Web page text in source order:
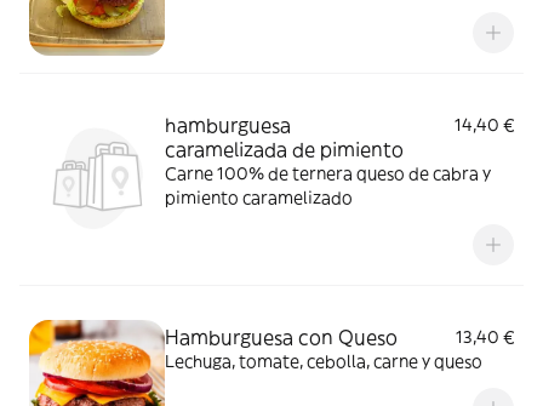
hamburguesa
caramelizada de pimiento
14,40 €
Carne 100% de ternera queso de cabra y
pimiento caramelizado
Hamburguesa con Queso
13,40 €
Lechuga, tomate, cebolla, carne y queso